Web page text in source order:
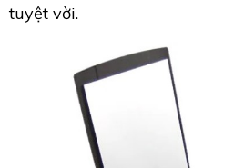
tuyệt vời.